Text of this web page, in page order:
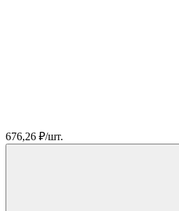
676,26 ₽/шт.